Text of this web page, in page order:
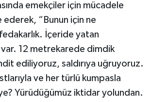
emekçiler için mücadele
“Bunun için ne
İçeride yatan
var. 12 metrekarede dimdik
ediliyoruz, saldırıya uğruyoruz.
ve her türlü kumpasla
Yürüdüğümüz iktidar yolundan.